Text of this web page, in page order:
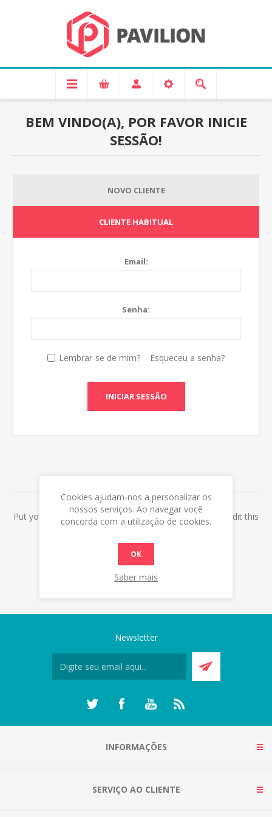
BEM VINDO(A), POR FAVOR INICIE
SESSÃO!
NOVO CLIENTE
CLIENTE HABITUAL
Email:
Senha:
Lembrar-se de mim? Esqueceu a senha?
INICIAR SESSÃO
Put your login / registration information here. You can edit this
Newsletter
INFORMAÇÕES
SERVIÇO AO CLIENTE
Cookies ajudam-nos a personalizar os
nossos serviços. Ao navegar você
concorda com a utilização de cookies.
OK
Saber mais